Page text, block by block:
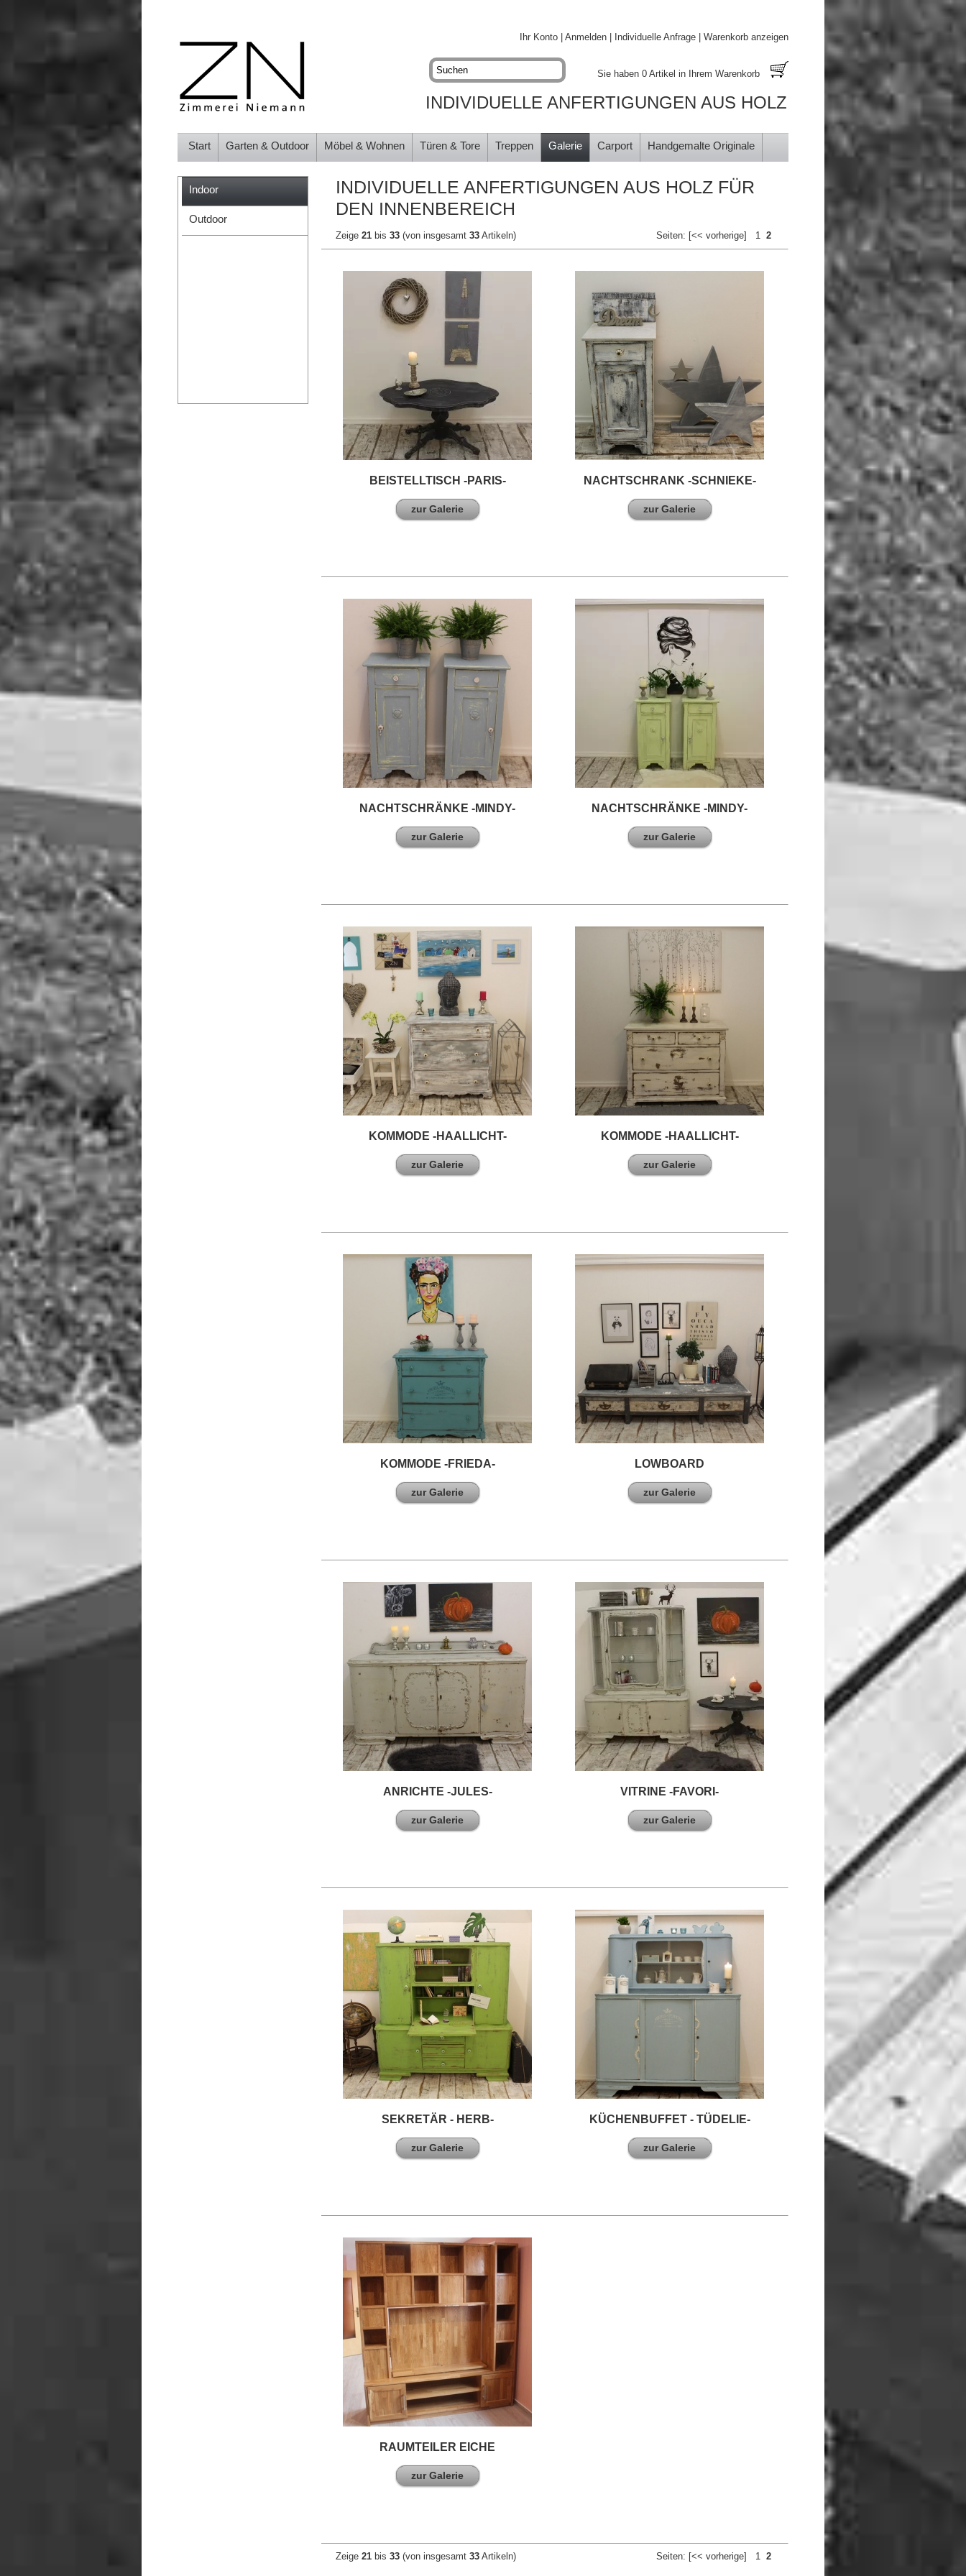
Ihr Konto Anmelden Individuelle Anfrage Warenkorb anzeigen
Sie haben 0 Artikel in Ihrem Warenkorb
INDIVIDUELLE ANFERTIGUNGEN AUS HOLZ
Start Garten & Outdoor Möbel & Wohnen Türen & Tore Treppen Galerie
Indoor
Outdoor
Carport Handgemalte Originale
INDIVIDUELLE ANFERTIGUNGEN AUS HOLZ FÜR
DEN INNENBEREICH
Zeige 21 bis 33 (von insgesamt 33 Artikeln) Seiten: [<< vorherige] 1 2
BEISTELLTISCH -PARIS-
zur Galerie
NACHTSCHRANK -SCHNIEKE-
zur Galerie
NACHTSCHRÄNKE -MINDY-
zur Galerie
NACHTSCHRÄNKE -MINDY-
zur Galerie
KOMMODE -HAALLICHT-
zur Galerie
KOMMODE -HAALLICHT-
zur Galerie
KOMMODE -FRIEDA-
zur Galerie
LOWBOARD
zur Galerie
ANRICHTE -JULES-
zur Galerie
VITRINE -FAVORI-
zur Galerie
SEKRETÄR - HERB-
zur Galerie
KÜCHENBUFFET - TÜDELIE-
zur Galerie
RAUMTEILER EICHE
zur Galerie
Zeige 21 bis 33 (von insgesamt 33 Artikeln) Seiten: [<< vorherige] 1 2